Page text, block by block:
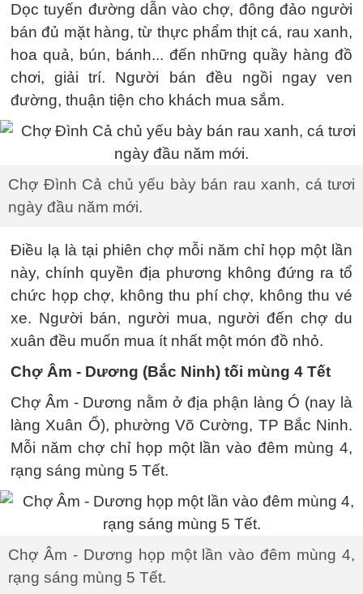
Dọc tuyến đường dẫn vào chợ, đông đảo người
bán đủ mặt hàng, từ thực phẩm thịt cá, rau xanh,
hoa quả, bún, bánh... đến những quầy hàng đồ
chơi, giải trí. Người bán đều ngồi ngay ven
đường, thuận tiện cho khách mua sắm.
Chợ Đình Cả chủ yếu bày bán rau xanh, cá tươi
ngày đầu năm mới.
Điều lạ là tại phiên chợ mỗi năm chỉ họp một lần
này, chính quyền địa phương không đứng ra tổ
chức họp chợ, không thu phí chợ, không thu vé
xe. Người bán, người mua, người đến chợ du
xuân đều muốn mua ít nhất một món đồ nhỏ.
Chợ Âm - Dương (Bắc Ninh) tối mùng 4 Tết
Chợ Âm - Dương nằm ở địa phận làng Ó (nay là
làng Xuân Ổ), phường Võ Cường, TP Bắc Ninh.
Mỗi năm chợ chỉ họp một lần vào đêm mùng 4,
rạng sáng mùng 5 Tết.
Chợ Âm - Dương họp một lần vào đêm mùng 4,
rạng sáng mùng 5 Tết.